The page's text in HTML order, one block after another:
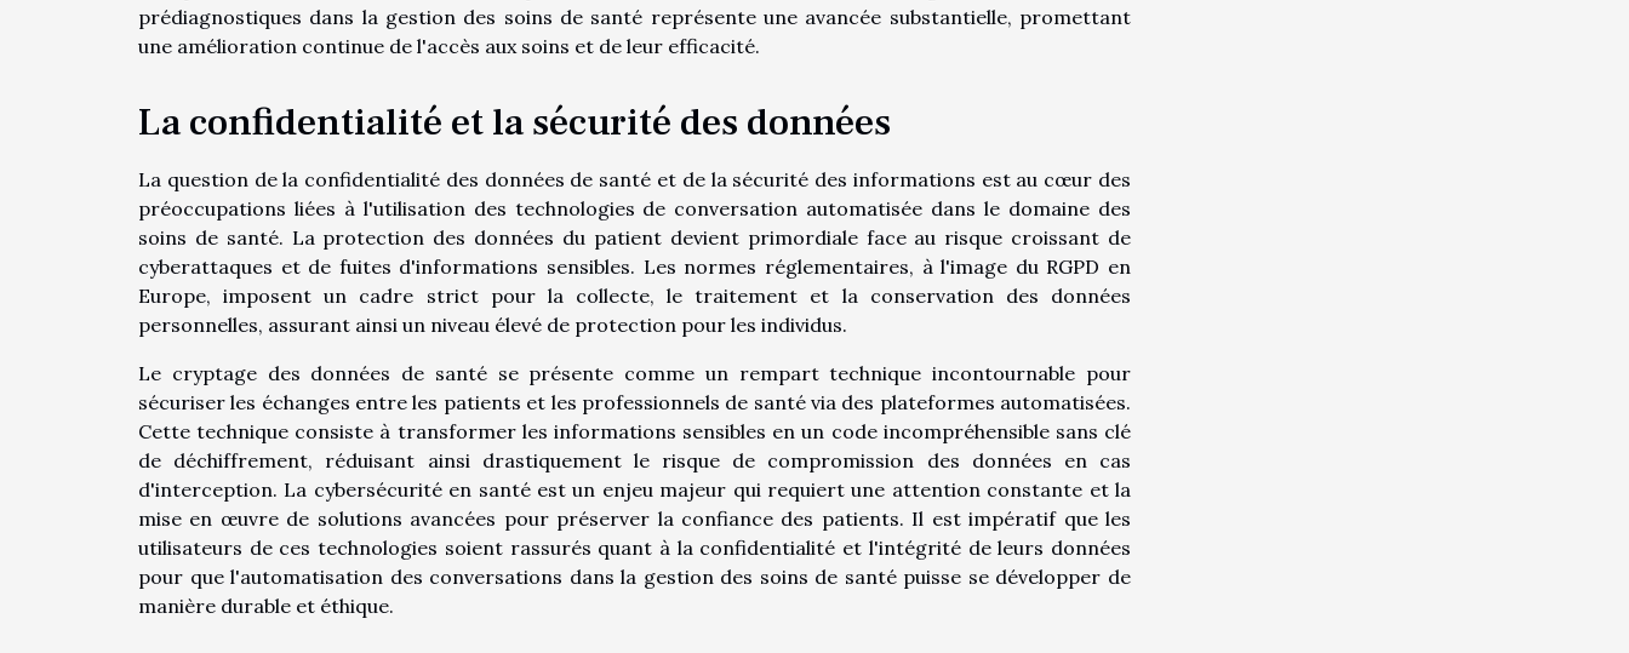
prédiagnostiques dans la gestion des soins de santé représente une avancée substantielle, promettant
une amélioration continue de l'accès aux soins et de leur efficacité.
La confidentialité et la sécurité des données
La question de la confidentialité des données de santé et de la sécurité des informations est au cœur des
préoccupations liées à l'utilisation des technologies de conversation automatisée dans le domaine des
soins de santé. La protection des données du patient devient primordiale face au risque croissant de
cyberattaques et de fuites d'informations sensibles. Les normes réglementaires, à l'image du RGPD en
Europe, imposent un cadre strict pour la collecte, le traitement et la conservation des données
personnelles, assurant ainsi un niveau élevé de protection pour les individus.
Le cryptage des données de santé se présente comme un rempart technique incontournable pour
sécuriser les échanges entre les patients et les professionnels de santé via des plateformes automatisées.
Cette technique consiste à transformer les informations sensibles en un code incompréhensible sans clé
de déchiffrement, réduisant ainsi drastiquement le risque de compromission des données en cas
d'interception. La cybersécurité en santé est un enjeu majeur qui requiert une attention constante et la
mise en œuvre de solutions avancées pour préserver la confiance des patients. Il est impératif que les
utilisateurs de ces technologies soient rassurés quant à la confidentialité et l'intégrité de leurs données
pour que l'automatisation des conversations dans la gestion des soins de santé puisse se développer de
manière durable et éthique.